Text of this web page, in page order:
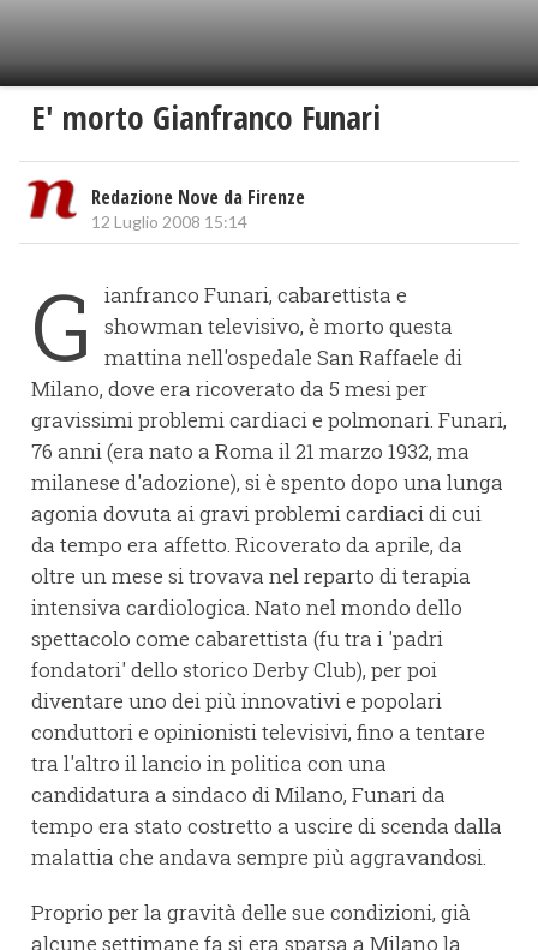
E' morto Gianfranco Funari
Redazione Nove da Firenze
12 Luglio 2008 15:14
G
ianfranco Funari, cabarettista e
showman televisivo, è morto questa
mattina nell'ospedale San Raffaele di
Milano, dove era ricoverato da 5 mesi per
gravissimi problemi cardiaci e polmonari. Funari,
76 anni (era nato a Roma il 21 marzo 1932, ma
milanese d'adozione), si è spento dopo una lunga
agonia dovuta ai gravi problemi cardiaci di cui
da tempo era affetto. Ricoverato da aprile, da
oltre un mese si trovava nel reparto di terapia
intensiva cardiologica. Nato nel mondo dello
spettacolo come cabarettista (fu tra i 'padri
fondatori' dello storico Derby Club), per poi
diventare uno dei più innovativi e popolari
conduttori e opinionisti televisivi, fino a tentare
tra l'altro il lancio in politica con una
candidatura a sindaco di Milano, Funari da
tempo era stato costretto a uscire di scenda dalla
malattia che andava sempre più aggravandosi.
Proprio per la gravità delle sue condizioni, già
alcune settimane fa si era sparsa a Milano la